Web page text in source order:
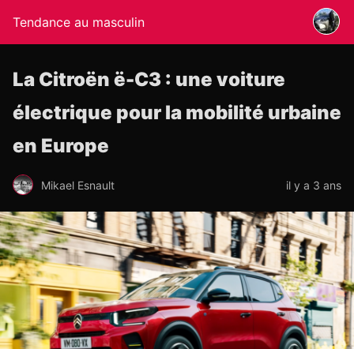
Tendance au masculin
La Citroën ë-C3 : une voiture
électrique pour la mobilité urbaine
en Europe
Mikael Esnault il y a 3 ans